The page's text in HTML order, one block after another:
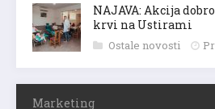
NAJAVA: Akcija
krvi na Ustirami
Ostale novosti
Marketing